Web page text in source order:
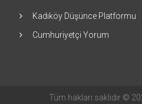
Kadıköy Düşünce Platformu
Cumhuriyetçi Yorum
Tüm hakları saklıdır ©